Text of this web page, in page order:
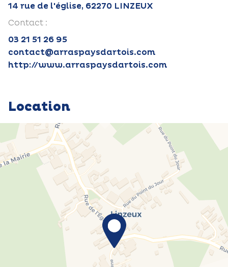
14 rue de l'église, 62270 LINZEUX
Contact :
03 21 51 26 95
contact@arraspaysdartois.com
http://www.arraspaysdartois.com
Location